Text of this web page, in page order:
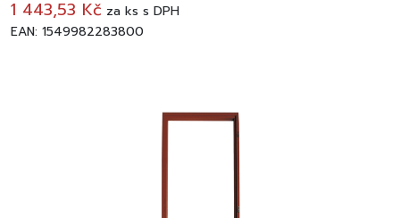
1 443,53 Kč za ks s DPH
EAN: 1549982283800